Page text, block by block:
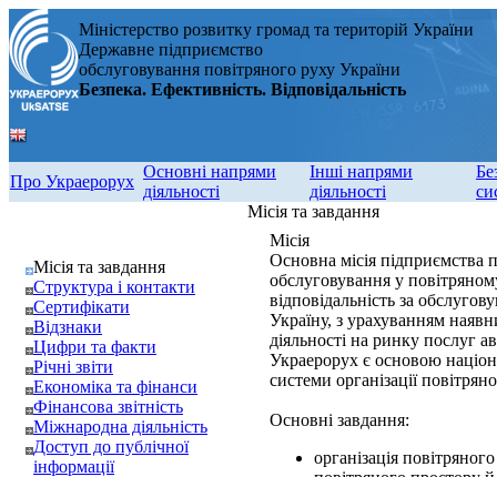
Міністерство розвитку громад та територій України
Державне підприємство
обслуговування повітряного руху України
Безпека. Ефективність. Відповідальність
Про Украерорух
Основні напрями
діяльності
Інші напрями
діяльності
Місія та завдання
Структура і контакти
Сертифікати
Відзнаки
Цифри та факти
Річні звіти
Економіка та фінанси
Фінансова звітність
Міжнародна діяльність
Доступ до публічної
інформації
Місія та завдання
Місія
Основна місія підприємства
обслуговування у
відповідальність за
Україну, з урахуванням
діяльності на ринку послуг
Украерорух є основою
системи організації
Основні завдання:
організація